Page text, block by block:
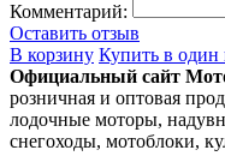
Комментарий:
Оставить отзыв
В корзину Купить в один
Официальный сайт
розничная и оптовая
лодочные моторы,
снегоходы, мотоблоки,